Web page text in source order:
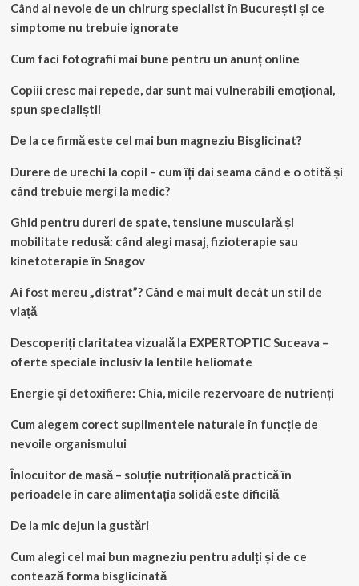
Când ai nevoie de un chirurg specialist în București și ce
simptome nu trebuie ignorate
Cum faci fotografii mai bune pentru un anunț online
Copiii cresc mai repede, dar sunt mai vulnerabili emoțional,
spun specialiștii
De la ce firmă este cel mai bun magneziu Bisglicinat?
Durere de urechi la copil – cum îți dai seama când e o otită și
când trebuie mergi la medic?
Ghid pentru dureri de spate, tensiune musculară și
mobilitate redusă: când alegi masaj, fizioterapie sau
kinetoterapie în Snagov
Ai fost mereu „distrat”? Când e mai mult decât un stil de
viață
Descoperiți claritatea vizuală la EXPERTOPTIC Suceava –
oferte speciale inclusiv la lentile heliomate
Energie și detoxifiere: Chia, micile rezervoare de nutrienți
Cum alegem corect suplimentele naturale în funcție de
nevoile organismului
Înlocuitor de masă – soluție nutrițională practică în
perioadele în care alimentația solidă este dificilă
De la mic dejun la gustări
Cum alegi cel mai bun magneziu pentru adulți și de ce
contează forma bisglicinată